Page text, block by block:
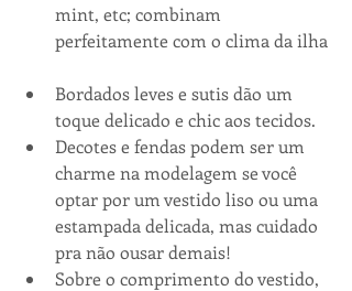
mint, etc; combinam
perfeitamente com o clima da ilha
Bordados leves e sutis dão um
toque delicado e chic aos tecidos.
Decotes e fendas podem ser um
charme na modelagem se você
optar por um vestido liso ou uma
estampada delicada, mas cuidado
pra não ousar demais!
Sobre o comprimento do vestido,